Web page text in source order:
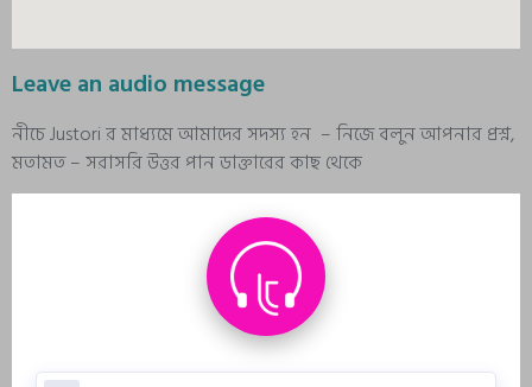
Leave an audio message
নীচে Justori র মাধ্যমে আমাদের সদস্য হন – নিজে বলুন আপনার প্রশ্ন,
মতামত – সরাসরি উত্তর পান ডাক্তারের কাছ থেকে